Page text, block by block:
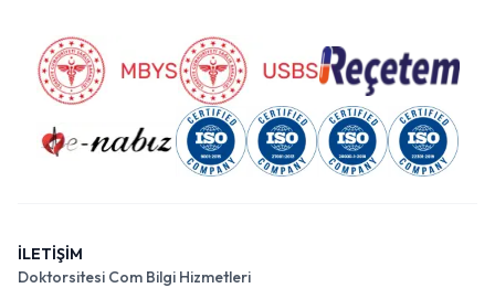
İLETİŞİM
Doktorsitesi Com Bilgi Hizmetleri